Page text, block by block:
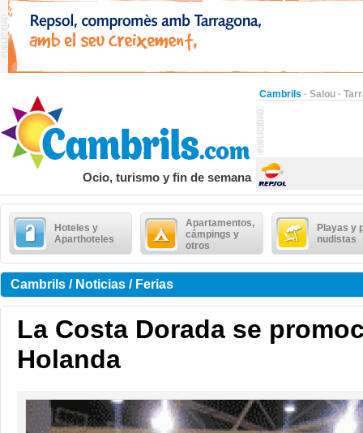
Cambrils · Salou ·
Ocio, turismo y fin de semana
Hoteles y
Aparthoteles
Apartamentos,
cámpings y
otros
Playas y
nudistas
Cambrils / Noticias / Ferias
La Costa Dorada se
Holanda